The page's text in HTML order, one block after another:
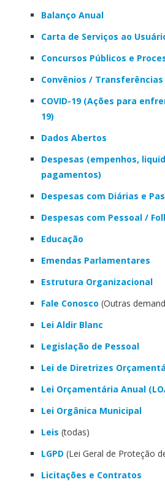
Balanço Anual
Carta de Serviços ao
Concursos Públicos e
Convênios /
COVID-19 (Ações para
19)
Dados Abertos
Despesas (empenhos,
pagamentos)
Despesas com Diárias e
Despesas com Pessoal /
Educação
Emendas Parlamentares
Estrutura Organizacional
Fale Conosco (Outras
Lei Aldir Blanc
Legislação de Pessoal
Lei de Diretrizes
Lei Orçamentária Anual
Lei Orgânica Municipal
Leis (todas)
LGPD (Lei Geral de Proteção
Licitações e Contratos